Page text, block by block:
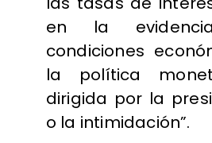
en la
condiciones
la política
dirigida por la
o la intimidación”.